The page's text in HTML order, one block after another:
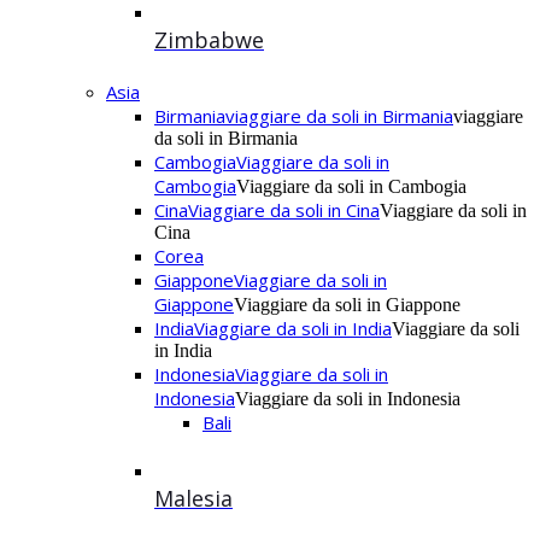
Zimbabwe
Asia
Birmaniaviaggiare da soli in Birmaniaviaggiare
da soli in Birmania
CambogiaViaggiare da soli in
CambogiaViaggiare da soli in Cambogia
CinaViaggiare da soli in CinaViaggiare da soli in
Cina
Corea
GiapponeViaggiare da soli in
GiapponeViaggiare da soli in Giappone
IndiaViaggiare da soli in IndiaViaggiare da soli
in India
IndonesiaViaggiare da soli in
IndonesiaViaggiare da soli in Indonesia
Bali
Malesia